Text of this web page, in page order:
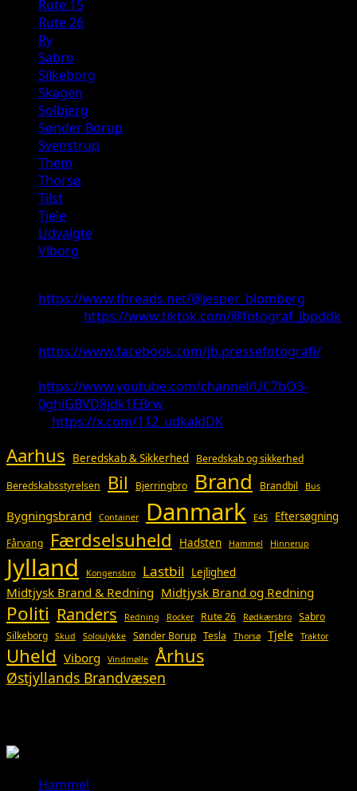
Rute 15
Rute 26
Ry
Sabro
Silkeborg
Skagen
Solbjerg
Sønder Borup
Svenstrup
Them
Thorsø
Tilst
Tjele
Udvalgte
Viborg
https://www.threads.net/@jesper_blomberg
https://www.tiktok.com/@fotograf_jbpddk
https://www.facebook.com/jb.pressefotografi/
https://www.youtube.com/channel/UC7bO3-
0ghiGBVD8jdk1EBrw
https://x.com/112_udkaldDK
Aarhus Beredskab & Sikkerhed
Beredskab og sikkerhed
Beredskabsstyrelsen
Bil Bjerringbro Brand Brandbil Bus
Bygningsbrand Container Danmark E45 Eftersøgning
Fårvang Færdselsuheld Hadsten Hammel Hinnerup
Jylland Kongensbro Lastbil Lejlighed
Midtjysk Brand & Redning Midtjysk Brand og Redning
Politi Randers Redning Rocker Rute 26 Rødkærsbro
Sabro
Silkeborg
Skud Soloulykke Sønder Borup Tesla Thorsø Tjele Traktor
Uheld Viborg Vindmølle Århus
Østjyllands Brandvæsen
Hammel